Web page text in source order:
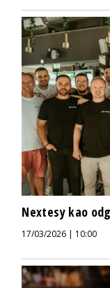
Nextesy kao
17/03/2026 | 10:00